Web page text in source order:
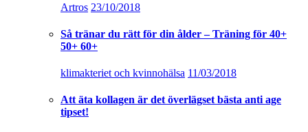
Artros 23/10/2018
Så tränar du rätt för din ålder – Träning för 40+
50+ 60+
klimakteriet och kvinnohälsa 11/03/2018
Att äta kollagen är det överlägset bästa anti age
tipset!